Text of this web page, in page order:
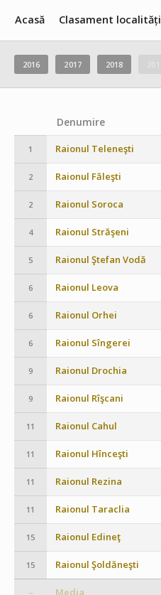
Acasă Clasament localități
2016 2017 2018
Denumire
1 Raionul Teleneşti
2 Raionul Făleşti
2 Raionul Soroca
4 Raionul Străşeni
5 Raionul Ştefan Vodă
6 Raionul Leova
6 Raionul Orhei
6 Raionul Sîngerei
9 Raionul Drochia
9 Raionul Rîşcani
11 Raionul Cahul
11 Raionul Hînceşti
11 Raionul Rezina
11 Raionul Taraclia
15 Raionul Edineţ
15 Raionul Şoldăneşti
– Media